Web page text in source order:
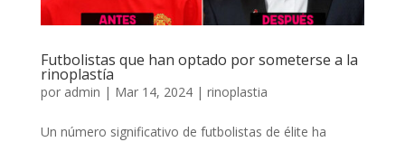
Futbolistas que han optado por someterse a la
rinoplastía
por admin | Mar 14, 2024| rinoplastia
Un número significativo de futbolistas de élite ha